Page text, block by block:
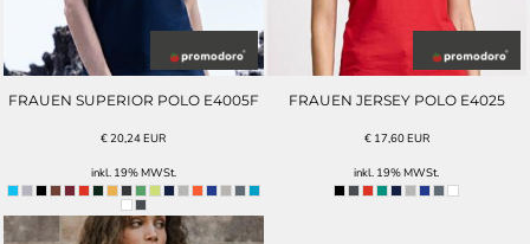
FRAUEN SUPERIOR POLO E4005F
€20,24EUR
inkl. 19% MWSt.
FRAUEN JERSEY POLO E4025
€ 17,60EUR
inkl. 19% MWSt.